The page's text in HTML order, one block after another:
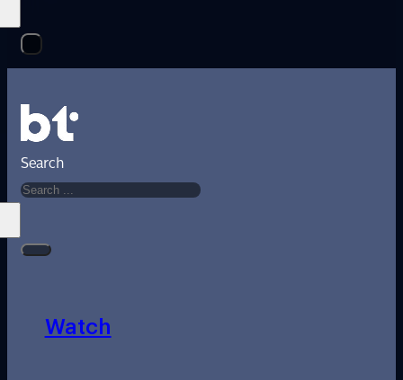
Search
Watch